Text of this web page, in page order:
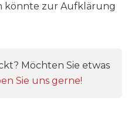
könnte zur Aufklärung
Möchten Sie etwas
Sie uns gerne!